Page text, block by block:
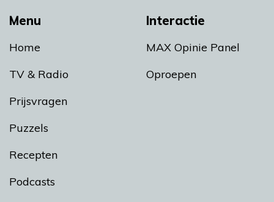
Menu
Home
TV & Radio
Prijsvragen
Puzzels
Recepten
Podcasts
Interactie
MAX Opinie Panel
Oproepen